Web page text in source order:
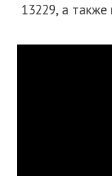
13229, а также